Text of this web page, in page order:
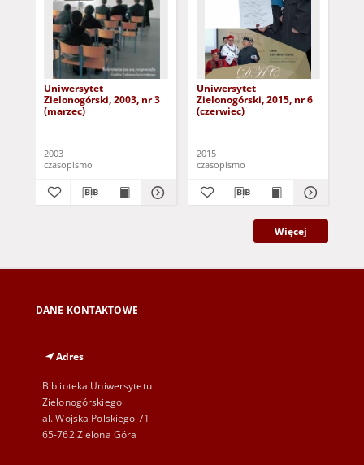
Uniwersytet
Zielonogórski, 2003, nr 3
(marzec)
2003
czasopismo
Uniwersytet
Zielonogórski, 2015, nr 6
(czerwiec)
2015
czasopismo
Więcej
DANE KONTAKTOWE
Adres
Biblioteka Uniwersytetu
Zielonogórskiego
al. Wojska Polskiego 71
65-762 Zielona Góra